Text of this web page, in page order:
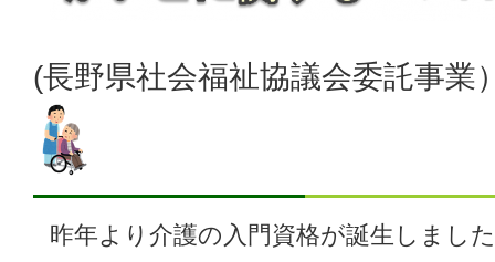
(長野県社会福祉協議会委託事
昨年より介護の入門資格が誕生しまし